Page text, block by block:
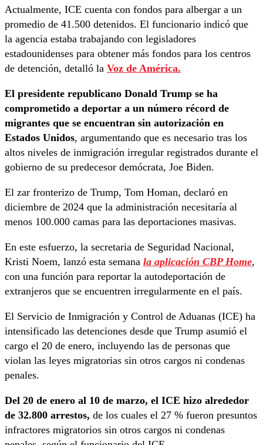
Actualmente, ICE cuenta con fondos para albergar a un
promedio de 41.500 detenidos. El funcionario indicó que
la agencia estaba trabajando con legisladores
estadounidenses para obtener más fondos para los centros
de detención, detalló la Voz de América.
El presidente republicano Donald Trump se ha
comprometido a deportar a un número récord de
migrantes que se encuentran sin autorización en
Estados Unidos, argumentando que es necesario tras los
altos niveles de inmigración irregular registrados durante el
gobierno de su predecesor demócrata, Joe Biden.
El zar fronterizo de Trump, Tom Homan, declaró en
diciembre de 2024 que la administración necesitaría al
menos 100.000 camas para las deportaciones masivas.
En este esfuerzo, la secretaria de Seguridad Nacional,
Kristi Noem, lanzó esta semana la aplicación CBP Home,
con una función para reportar la autodeportación de
extranjeros que se encuentren irregularmente en el país.
El Servicio de Inmigración y Control de Aduanas (ICE) ha
intensificado las detenciones desde que Trump asumió el
cargo el 20 de enero, incluyendo las de personas que
violan las leyes migratorias sin otros cargos ni condenas
penales.
Del 20 de enero al 10 de marzo, el ICE hizo alrededor
de 32.800 arrestos, de los cuales el 27 % fueron presuntos
infractores migratorios sin otros cargos ni condenas